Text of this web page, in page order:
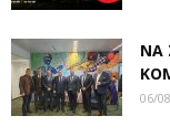
NA
06/